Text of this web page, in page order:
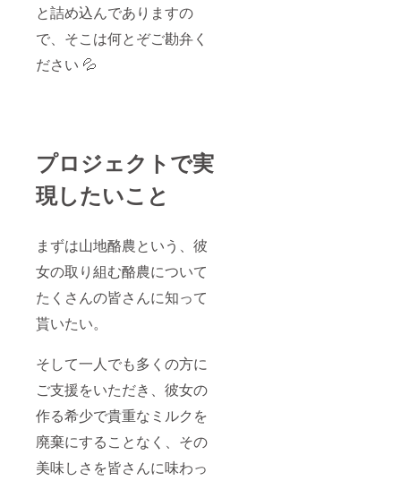
と詰め込んでありますの
で、そこは何とぞご勘弁く
ださい 💦
プロジェクトで実
現したいこと
まずは山地酪農という、彼
女の取り組む酪農について
たくさんの皆さんに知って
貰いたい。
そして一人でも多くの方に
ご支援をいただき、彼女の
作る希少で貴重なミルクを
廃棄にすることなく、その
美味しさを皆さんに味わっ